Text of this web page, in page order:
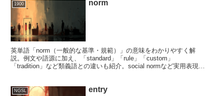
1900 norm
英単語「norm（一般的な基準・規範）」の意味をわかりやすく解
説。例文や語源に加え、「standard」「rule」「custom」
「tradition」など類義語との違いも紹介。social normなど実用表現も
NGSL entry